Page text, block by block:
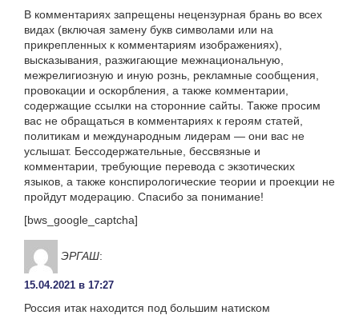
В комментариях запрещены нецензурная брань во всех
видах (включая замену букв символами или на
прикрепленных к комментариям изображениях),
высказывания, разжигающие межнациональную,
межрелигиозную и иную рознь, рекламные сообщения,
провокации и оскорбления, а также комментарии,
содержащие ссылки на сторонние сайты. Также просим
вас не обращаться в комментариях к героям статей,
политикам и международным лидерам — они вас не
услышат. Бессодержательные, бессвязные и
комментарии, требующие перевода с экзотических
языков, а также конспирологические теории и проекции не
пройдут модерацию. Спасибо за понимание!
[bws_google_captcha]
ЭРГАШ:
15.04.2021 в 17:27
Россия итак находится под большим натиском